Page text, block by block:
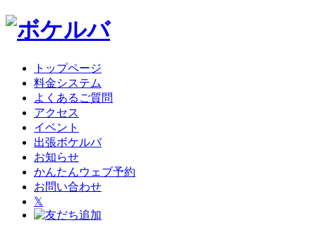
トップページ
料金システム
よくあるご質問
アクセス
イベント
出張ボケルバ
お知らせ
かんたんウェブ予約
お問い合わせ
𝕏